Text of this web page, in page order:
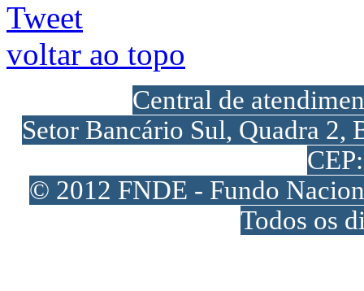
Tweet
voltar ao topo
Central de
Setor Bancário Sul, Quadra
© 2012 FNDE - Fundo
Todos os